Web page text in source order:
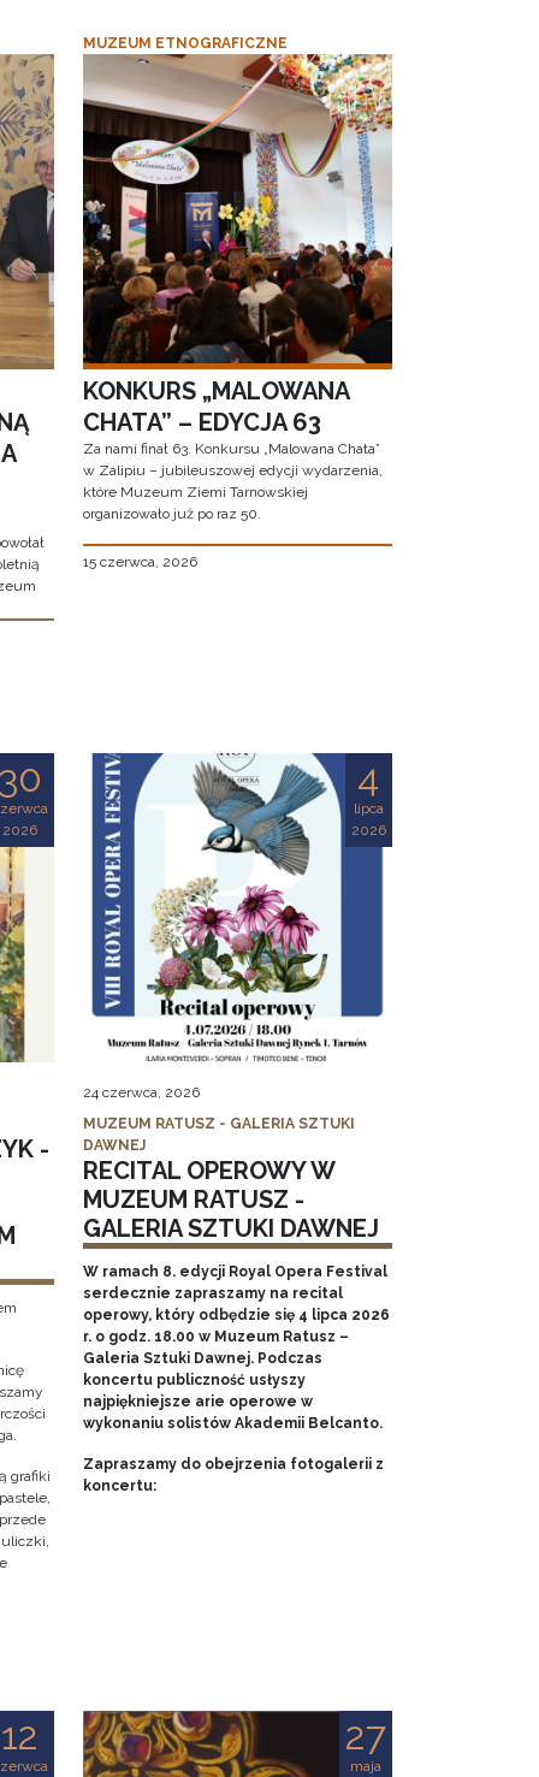
MUZEUM ETNOGRAFICZNE
KONKURS „MALOWANA
CHATA” – EDYCJA 63
Za nami finał 63. Konkursu „Malowana Chata”
w Zalipiu – jubileuszowej edycji wydarzenia,
które Muzeum Ziemi Tarnowskiej
organizowało już po raz 50.
15 czerwca, 2026
30
2026
-
grafiki
4
lipca
2026
24 czerwca, 2026
MUZEUM RATUSZ - GALERIA SZTUKI
DAWNEJ
RECITAL OPEROWY W
MUZEUM RATUSZ -
GALERIA SZTUKI DAWNEJ
W ramach 8. edycji Royal Opera Festival
serdecznie zapraszamy na recital
operowy, który odbędzie się 4 lipca 2026
r. o godz. 18.00 w Muzeum Ratusz –
Galeria Sztuki Dawnej. Podczas
koncertu publiczność usłyszy
najpiękniejsze arie operowe w
wykonaniu solistów Akademii Belcanto.
Zapraszamy do obejrzenia fotogalerii z
koncertu:
12 27
maja